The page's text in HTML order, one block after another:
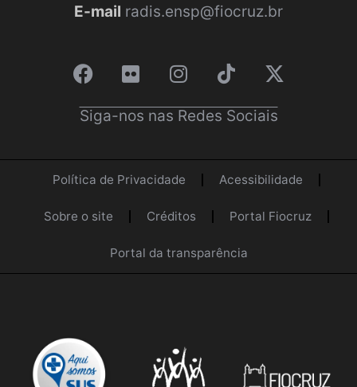
E-mail radis.ensp@fiocruz.br
Siga-nos nas Redes Sociais
Política de Privacidade Acessibilidade
Sobre o site Créditos Portal Fiocruz
Portal da transparência